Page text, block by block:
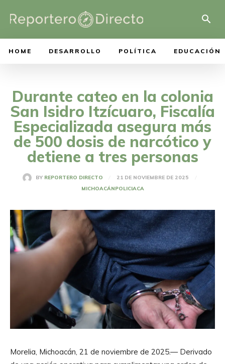
HOME DESARROLLO POLÍTICA EDUCACIÓN
Durante cateo en la colonia
San Isidro Itzícuaro, Fiscalía
Especializada asegura más
de 500 dosis de narcótico y
detiene a tres personas
BY REPORTERO DIRECTO
21 DE NOVIEMBRE DE 2025
MICHOACÁNPOLICIACA
Morelia, Michoacán, 21 de noviembre de 2025.— Derivado